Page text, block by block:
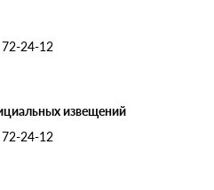
24-12
извещений
24-12